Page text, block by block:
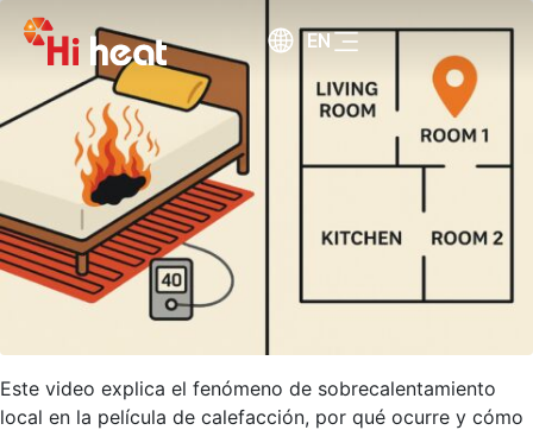
EN
Este video explica el fenómeno de sobrecalentamiento
local en la película de calefacción, por qué ocurre y cómo